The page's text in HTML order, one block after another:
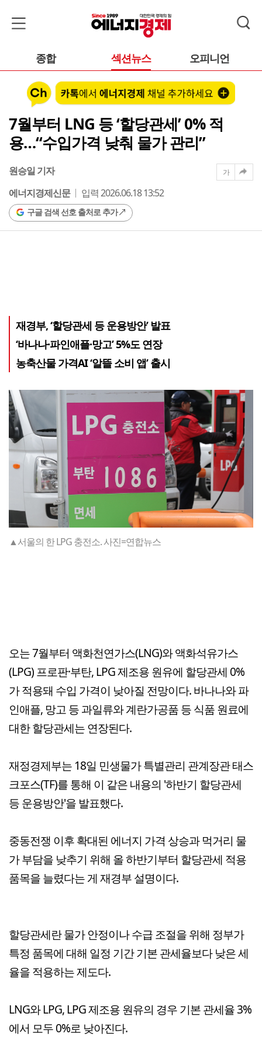
종합 섹션뉴스 오피니언
7월부터 LNG 등 ‘할당관세’ 0% 적
용…“수입가격 낮춰 물가 관리”
원승일 기자
에너지경제신문
입력 2026.06.18 13:52
구글 검색 선호 출처로 추가
가
재경부, ‘할당관세 등 운용방안’ 발표
‘바나나·파인애플·망고’ 5%도 연장
농축산물 가격AI ‘알뜰 소비 앱’ 출시
▲서울의 한 LPG 충전소. 사진=연합뉴스
오는 7월부터 액화천연가스(LNG)와 액화석유가스
(LPG) 프로판·부탄, LPG 제조용 원유에 할당관세 0%
가 적용돼 수입 가격이 낮아질 전망이다. 바나나와 파
인애플, 망고 등 과일류와 계란가공품 등 식품 원료에
대한 할당관세는 연장된다.
재정경제부는 18일 민생물가 특별관리 관계장관 태스
크포스(TF)를 통해 이 같은 내용의 '하반기 할당관세
등 운용방안'을 발표했다.
중동전쟁 이후 확대된 에너지 가격 상승과 먹거리 물
가 부담을 낮추기 위해 올 하반기부터 할당관세 적용
품목을 늘렸다는 게 재경부 설명이다.
할당관세란 물가 안정이나 수급 조절을 위해 정부가
특정 품목에 대해 일정 기간 기본 관세율보다 낮은 세
율을 적용하는 제도다.
LNG와 LPG, LPG 제조용 원유의 경우 기본 관세율 3%
에서 모두 0%로 낮아진다.